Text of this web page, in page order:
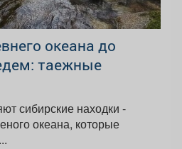
океана до
таежные
сибирские находки -
океана, которые